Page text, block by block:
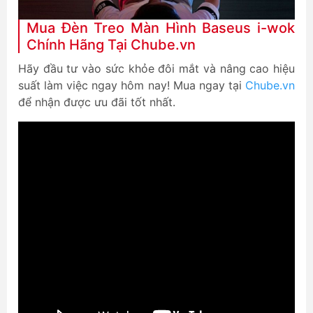
Mua Đèn Treo Màn Hình Baseus i-wok
Chính Hãng Tại Chube.vn
Hãy đầu tư vào sức khỏe đôi mắt và nâng cao hiệu
suất làm việc ngay hôm nay! Mua ngay tại Chube.vn
để nhận được ưu đãi tốt nhất.